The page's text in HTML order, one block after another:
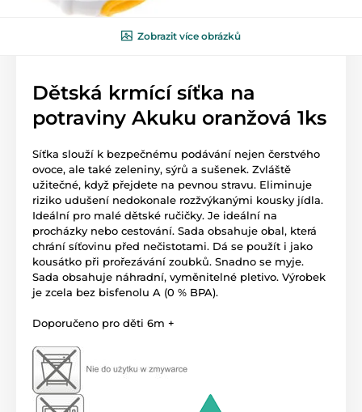
Zobrazit více obrázků
Dětská krmící síťka na
potraviny Akuku oranžová 1ks
Síťka slouží k bezpečnému podávání nejen čerstvého
ovoce, ale také zeleniny, sýrů a sušenek. Zvláště
užitečné, když přejdete na pevnou stravu. Eliminuje
riziko udušení nedokonale rozžvýkanými kousky jídla.
Ideální pro malé dětské ručičky. Je ideální na
procházky nebo cestování. Sada obsahuje obal, která
chrání síťovinu před nečistotami. Dá se použít i jako
kousátko při prořezávání zoubků. Snadno se myje.
Sada obsahuje náhradní, vyměnitelné pletivo. Výrobek
je zcela bez bisfenolu A (0 % BPA).
Doporučeno pro děti 6m +